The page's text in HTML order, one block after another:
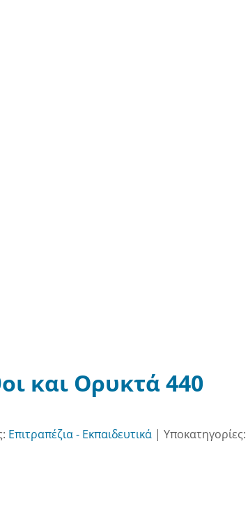
και Ορυκτά 440
Επιτραπέζια - Εκπαιδευτικά | Υποκατηγορίες: